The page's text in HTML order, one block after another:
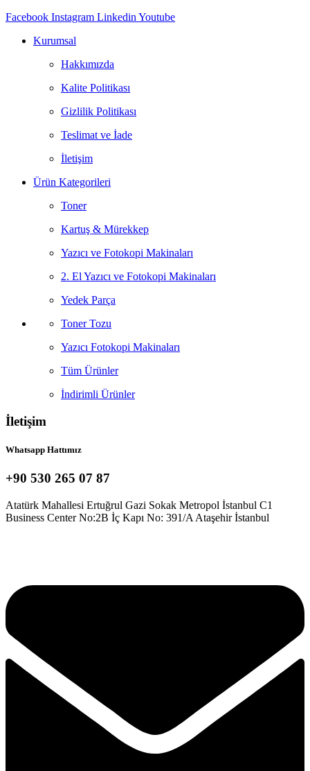
Facebook Instagram Linkedin Youtube
Kurumsal
Hakkımızda
Kalite Politikası
Gizlilik Politikası
Teslimat ve İade
İletişim
Ürün Kategorileri
Toner
Kartuş & Mürekkep
Yazıcı ve Fotokopi Makinaları
2. El Yazıcı ve Fotokopi Makinaları
Yedek Parça
Toner Tozu
Yazıcı Fotokopi Makinaları
Tüm Ürünler
İndirimli Ürünler
İletişim
Whatsapp Hattımız
+90 530 265 07 87
Atatürk Mahallesi Ertuğrul Gazi Sokak Metropol İstanbul C1
Business Center No:2B İç Kapı No: 391/A Ataşehir İstanbul